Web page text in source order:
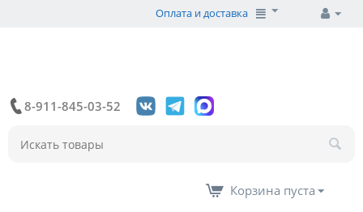
Оплата и доставка
8-911-845-03-52
Корзина пуста